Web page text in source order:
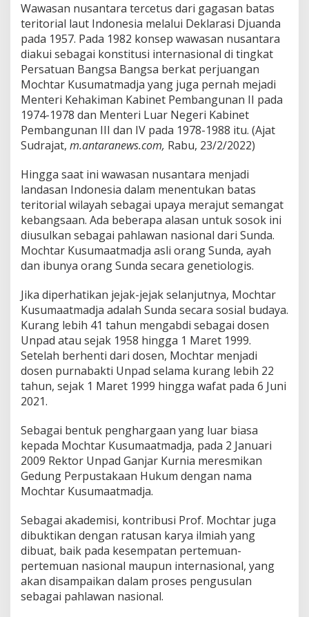
Wawasan nusantara tercetus dari gagasan batas
teritorial laut Indonesia melalui Deklarasi Djuanda
pada 1957. Pada 1982 konsep wawasan nusantara
diakui sebagai konstitusi internasional di tingkat
Persatuan Bangsa Bangsa berkat perjuangan
Mochtar Kusumatmadja yang juga pernah mejadi
Menteri Kehakiman Kabinet Pembangunan II pada
1974-1978 dan Menteri Luar Negeri Kabinet
Pembangunan III dan IV pada 1978-1988 itu. (Ajat
Sudrajat, m.antaranews.com, Rabu, 23/2/2022)
Hingga saat ini wawasan nusantara menjadi
landasan Indonesia dalam menentukan batas
teritorial wilayah sebagai upaya merajut semangat
kebangsaan. Ada beberapa alasan untuk sosok ini
diusulkan sebagai pahlawan nasional dari Sunda.
Mochtar Kusumaatmadja asli orang Sunda, ayah
dan ibunya orang Sunda secara genetiologis.
Jika diperhatikan jejak-jejak selanjutnya, Mochtar
Kusumaatmadja adalah Sunda secara sosial budaya.
Kurang lebih 41 tahun mengabdi sebagai dosen
Unpad atau sejak 1958 hingga 1 Maret 1999.
Setelah berhenti dari dosen, Mochtar menjadi
dosen purnabakti Unpad selama kurang lebih 22
tahun, sejak 1 Maret 1999 hingga wafat pada 6 Juni
2021.
Sebagai bentuk penghargaan yang luar biasa
kepada Mochtar Kusumaatmadja, pada 2 Januari
2009 Rektor Unpad Ganjar Kurnia meresmikan
Gedung Perpustakaan Hukum dengan nama
Mochtar Kusumaatmadja.
Sebagai akademisi, kontribusi Prof. Mochtar juga
dibuktikan dengan ratusan karya ilmiah yang
dibuat, baik pada kesempatan pertemuan-
pertemuan nasional maupun internasional, yang
akan disampaikan dalam proses pengusulan
sebagai pahlawan nasional.